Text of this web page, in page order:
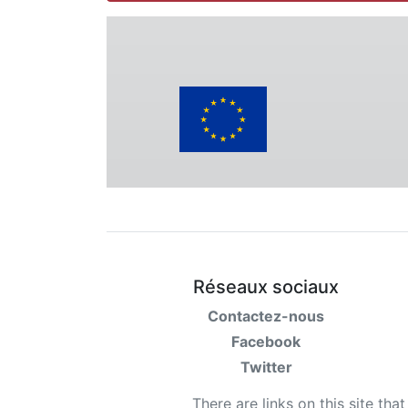
Réseaux sociaux
Contactez-nous
Facebook
Twitter
There are links on this site